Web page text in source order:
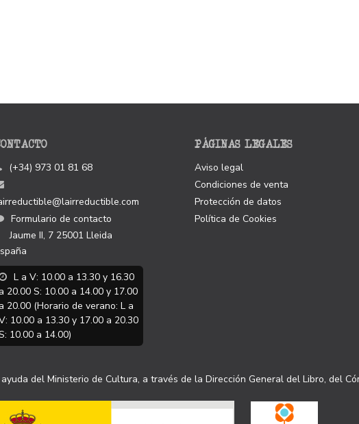
(+34) 973 01 81 68
Formulario de contacto
Jaume II, 7 25001 Lleida
L a V: 10.00 a 13.30 y 16.30
20.00 S: 10.00 a 14.00 y 17.00
20.00 (Horario de verano: L a
10.00 a 13.30 y 17.00 a 20.30
10.00 a 14.00)
PÁGINAS LEGALES
Aviso legal
Condiciones de venta
Protección de datos
Política de Cookies
del Ministerio de Cultura, a través de la Dirección General del Libro, del